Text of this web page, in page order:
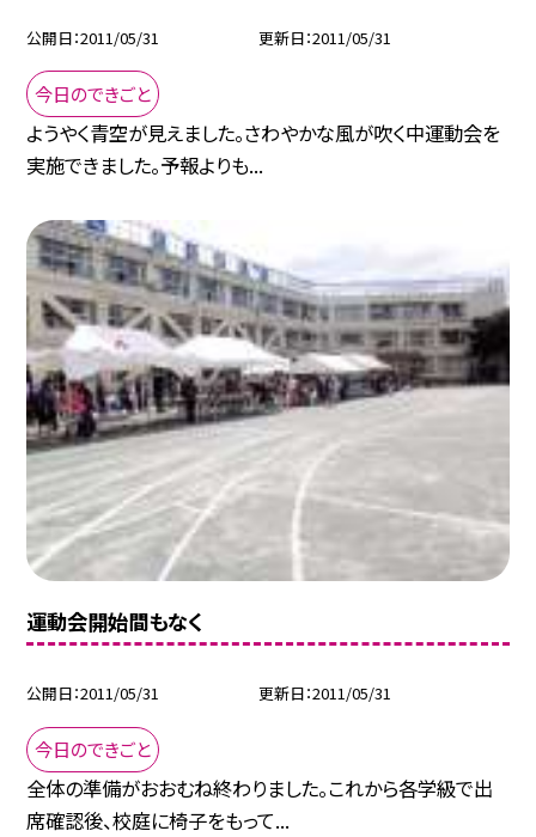
公開日 2011/05/31 更新日 2011/05/31
今日のできごと
ようやく青空が見えました。さわやかな風が吹く中運動会を
実施できました。予報よりも...
運動会開始間もなく
公開日 2011/05/31 更新日 2011/05/31
今日のできごと
全体の準備がおおむね終わりました。これから各学級で出
席確認後、校庭に椅子をもって...